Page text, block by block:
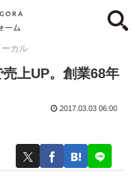
ーカル
売上UP。創業68年
2017.03.03 06:00